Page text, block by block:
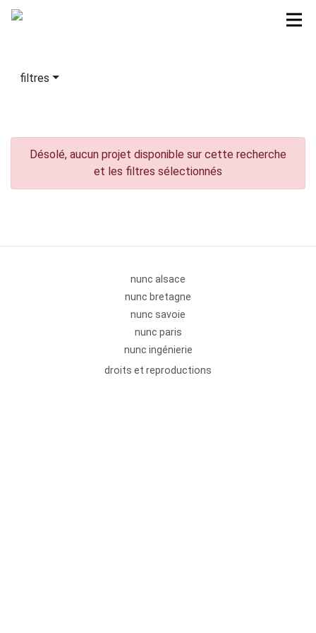
filtres
Désolé, aucun projet disponible sur cette recherche
et les filtres sélectionnés
nunc alsace
nunc bretagne
nunc savoie
nunc paris
nunc ingénierie
droits et reproductions